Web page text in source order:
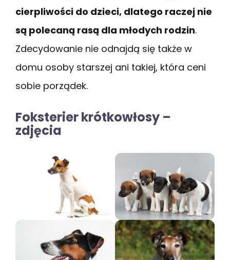
cierpliwości do dzieci, dlatego raczej nie
są polecaną rasą dla młodych rodzin.
Zdecydowanie nie odnajdą się także w
domu osoby starszej ani takiej, która ceni
sobie porządek.
Foksterier krótkowłosy –
zdjęcia